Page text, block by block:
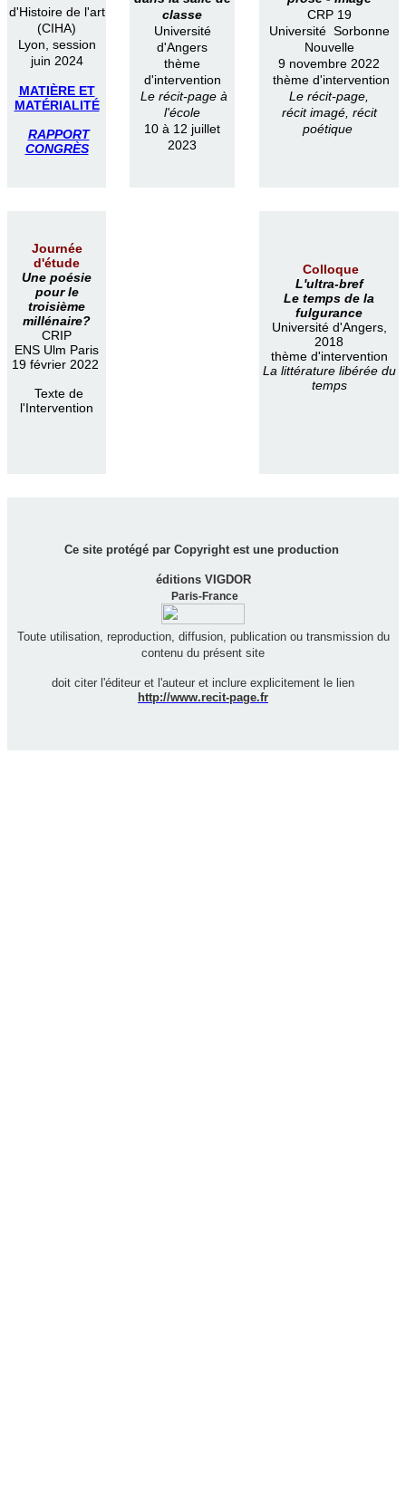
d'Histoire de l'art
(CIHA)
Lyon, session
juin 2024
MATIÈRE ET
MATÉRIALITÉ
RAPPORT
CONGRÈS
classe
Université
d'Angers
thème
d'intervention
Le récit-page à
l'école
10 à 12 juillet
2023
CRP 19
Université Sorbonne
Nouvelle
9 novembre 2022
thème d'intervention
Le récit-page,
récit imagé, récit
poétique
Journée
d'étude
Une poésie
pour le
troisième
millénaire?
CRIP
ENS Ulm Paris
19 février 2022
Texte de
l'Intervention
Colloque
L'ultra-bref
Le temps de la
fulgurance
Université d'Angers,
2018
thème d'intervention
La littérature libérée du
temps
Ce site protégé par Copyright est une production
éditions VIGDOR
Paris-France
Toute utilisation, reproduction, diffusion, publication ou transmission du
contenu du présent site
doit citer l'éditeur et l'auteur et inclure explicitement le lien
http://www.recit-page.fr